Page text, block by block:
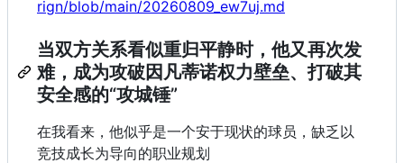
rign/blob/main/20260809_ew7uj.md
当双方关系看似重归平静时，他又再次发
难，成为攻破因凡蒂诺权力壁垒、打破其
安全感的“攻城锤”
在我看来，他似乎是一个安于现状的球员，缺乏以
竞技成长为导向的职业规划